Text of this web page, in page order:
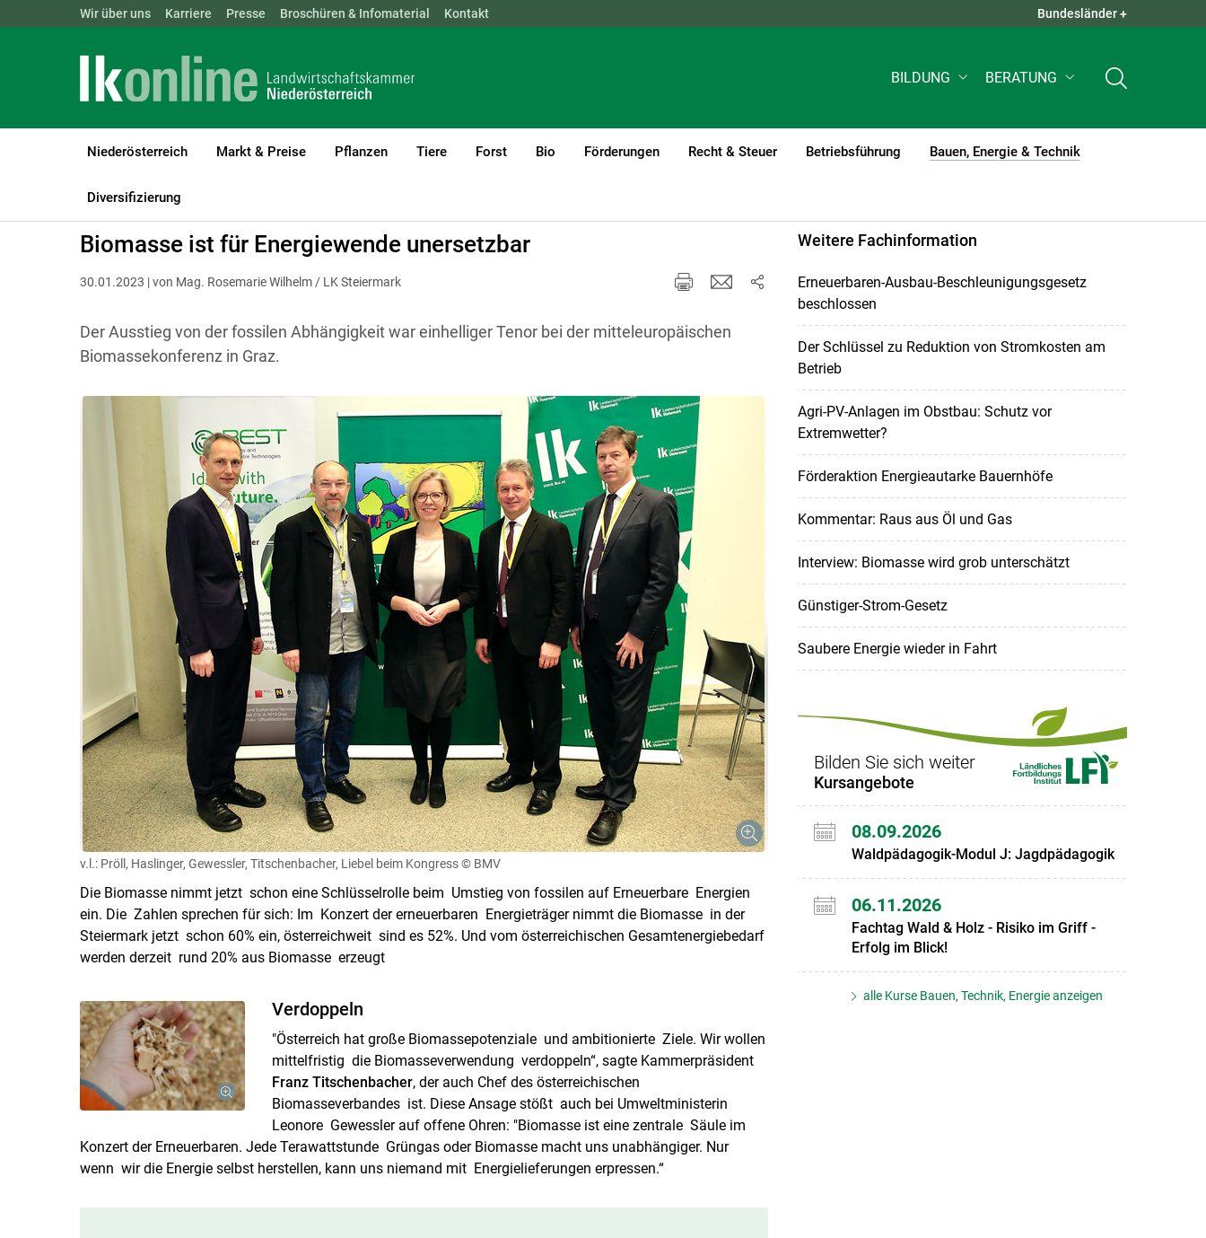
Skip to main content
Landwirtschaftskammern: ÖSTERREICH BGLD KTN NÖ OÖ SBG QUICK LINKS +
Wir über uns Karriere Presse Broschüren & Infomaterial Kontakt Bundesländer +
BILDUNG BERATUNG
Niederösterreich Markt & Preise Pflanzen Tiere Forst Bio Förderungen Recht & Steuer Betriebsführung Bauen, Energie & Technik
(current)1
Diversifizierung
LK Niederösterreich
Biomasse ist für Energiewende unersetzbar
30.01.2023 | von Mag. Rosemarie Wilhelm / LK Steiermark
Der Ausstieg von der fossilen Abhängigkeit war einhelliger Tenor bei der mitteleuropäischen
Biomassekonferenz in Graz.
v.l.: Pröll, Haslinger, Gewessler, Titschenbacher, Liebel beim Kongress © BMV
Die Biomasse nimmt jetzt schon eine Schlüsselrolle beim Umstieg von fossilen auf Erneuerbare Energien
ein. Die Zahlen sprechen für sich: Im Konzert der erneuerbaren Energieträger nimmt die Biomasse in der
Steiermark jetzt schon 60% ein, österreichweit sind es 52%. Und vom österreichischen Gesamtenergiebedarf
werden derzeit rund 20% aus Biomasse erzeugt
Verdoppeln
"Österreich hat große Biomassepotenziale und ambitionierte Ziele. Wir wollen
mittelfristig die Biomasseverwendung verdoppeln“, sagte Kammerpräsident
Franz Titschenbacher, der auch Chef des österreichischen
Biomasseverbandes ist. Diese Ansage stößt auch bei Umweltministerin
Leonore Gewessler auf offene Ohren: "Biomasse ist eine zentrale Säule im
Konzert der Erneuerbaren. Jede Terawattstunde Grüngas oder Biomasse macht uns unabhängiger. Nur
wenn wir die Energie selbst herstellen, kann uns niemand mit Energielieferungen erpressen.“
Weitere Fachinformation
Erneuerbaren-Ausbau-Beschleunigungsgesetz
beschlossen
Der Schlüssel zu Reduktion von Stromkosten am
Betrieb
Agri-PV-Anlagen im Obstbau: Schutz vor
Extremwetter?
Förderaktion Energieautarke Bauernhöfe
Kommentar: Raus aus Öl und Gas
Interview: Biomasse wird grob unterschätzt
Günstiger-Strom-Gesetz
Saubere Energie wieder in Fahrt
Bilden Sie sich weiter
Kursangebote
08.09.2026
Waldpädagogik-Modul J: Jagdpädagogik
06.11.2026
Fachtag Wald & Holz - Risiko im Griff -
Erfolg im Blick!
alle Kurse Bauen, Technik, Energie anzeigen